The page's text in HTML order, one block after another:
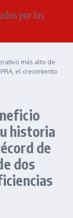
por los
más alto de
el crecimiento
historia
de
dos